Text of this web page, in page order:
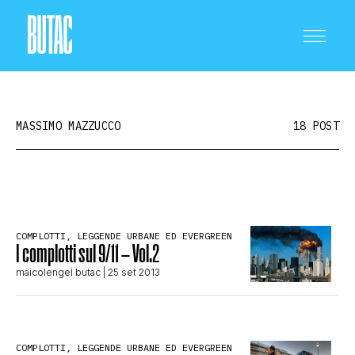
SCIENZA E TECNOLOGIA
MASSIMO MAZZUCCO 18 POST
COMPLOTTI, LEGGENDE URBANE ED EVERGREEN
I complotti sul 9/11 – Vol.2
maicolengel butac | 25 set 2013
COMPLOTTI, LEGGENDE URBANE ED EVERGREEN